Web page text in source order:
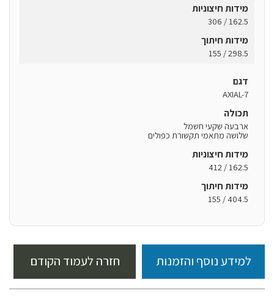
מידות חיצוניות
162.5 / 306
מידות חיתוך
298.5 / 155
דגם
AXIAL-7
תכולה
ארבעה שקעי חשמל
שלושה מתאמי תקשורת כפולים
מידות חיצוניות
162.5 / 412
מידות חיתוך
404.5 / 155
למידע נוסף והזמנות חזרה לעמוד הקודם